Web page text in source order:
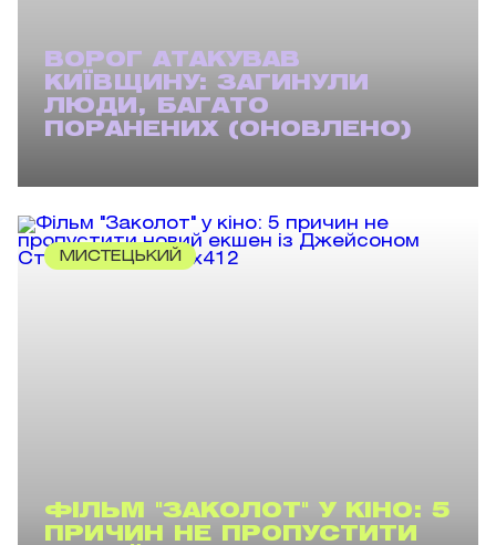
ВОРОГ АТАКУВАВ
КИЇВЩИНУ: ЗАГИНУЛИ
ЛЮДИ, БАГАТО
ПОРАНЕНИХ (ОНОВЛЕНО)
МИСТЕЦЬКИЙ
ФІЛЬМ "ЗАКОЛОТ" У КІНО: 5
ПРИЧИН НЕ ПРОПУСТИТИ